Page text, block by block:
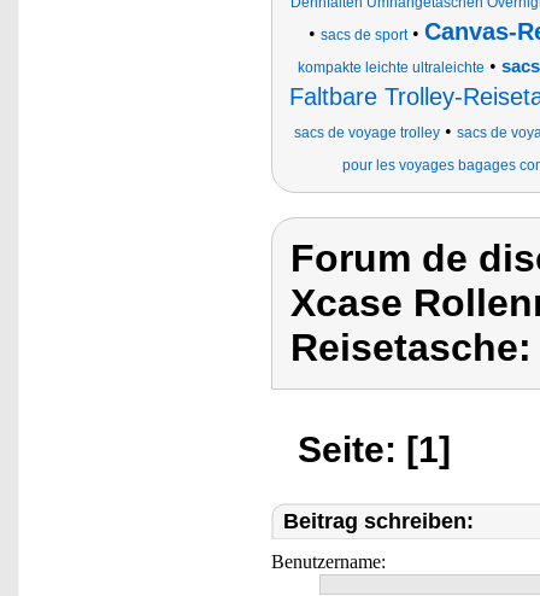
• sacs de sport• Canvas-
kompakte leichte ultraleichte •
Faltbare Trolley-
sacs de voyage trolley • sacs de
pour les voyages bagages
Forum de
Xcase
Reisetasche:
Seite: [1]
Beitrag schreiben:
Benutzername: